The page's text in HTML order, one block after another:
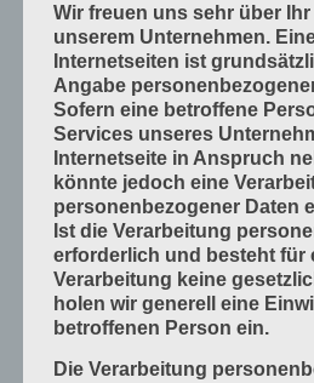
Werkstoffe und
Druckverarbeitung
Arbeitsabläufe im
Bogen falzen
Bogen schneiden
Einbandmaterialien
Papier, Karton,
Produkte fügen
Produkte
Wir freuen uns sehr über
unserem Unternehmen.
Internetseiten ist
Angabe
Sofern eine betroffene
Services unseres
Internetseite in Anspruch
könnte jedoch eine
personenbezogener Daten
Ist die Verarbeitung
erforderlich und besteht für
Verarbeitung keine
holen wir generell eine
betroffenen Person ein.
Die Verarbeitung